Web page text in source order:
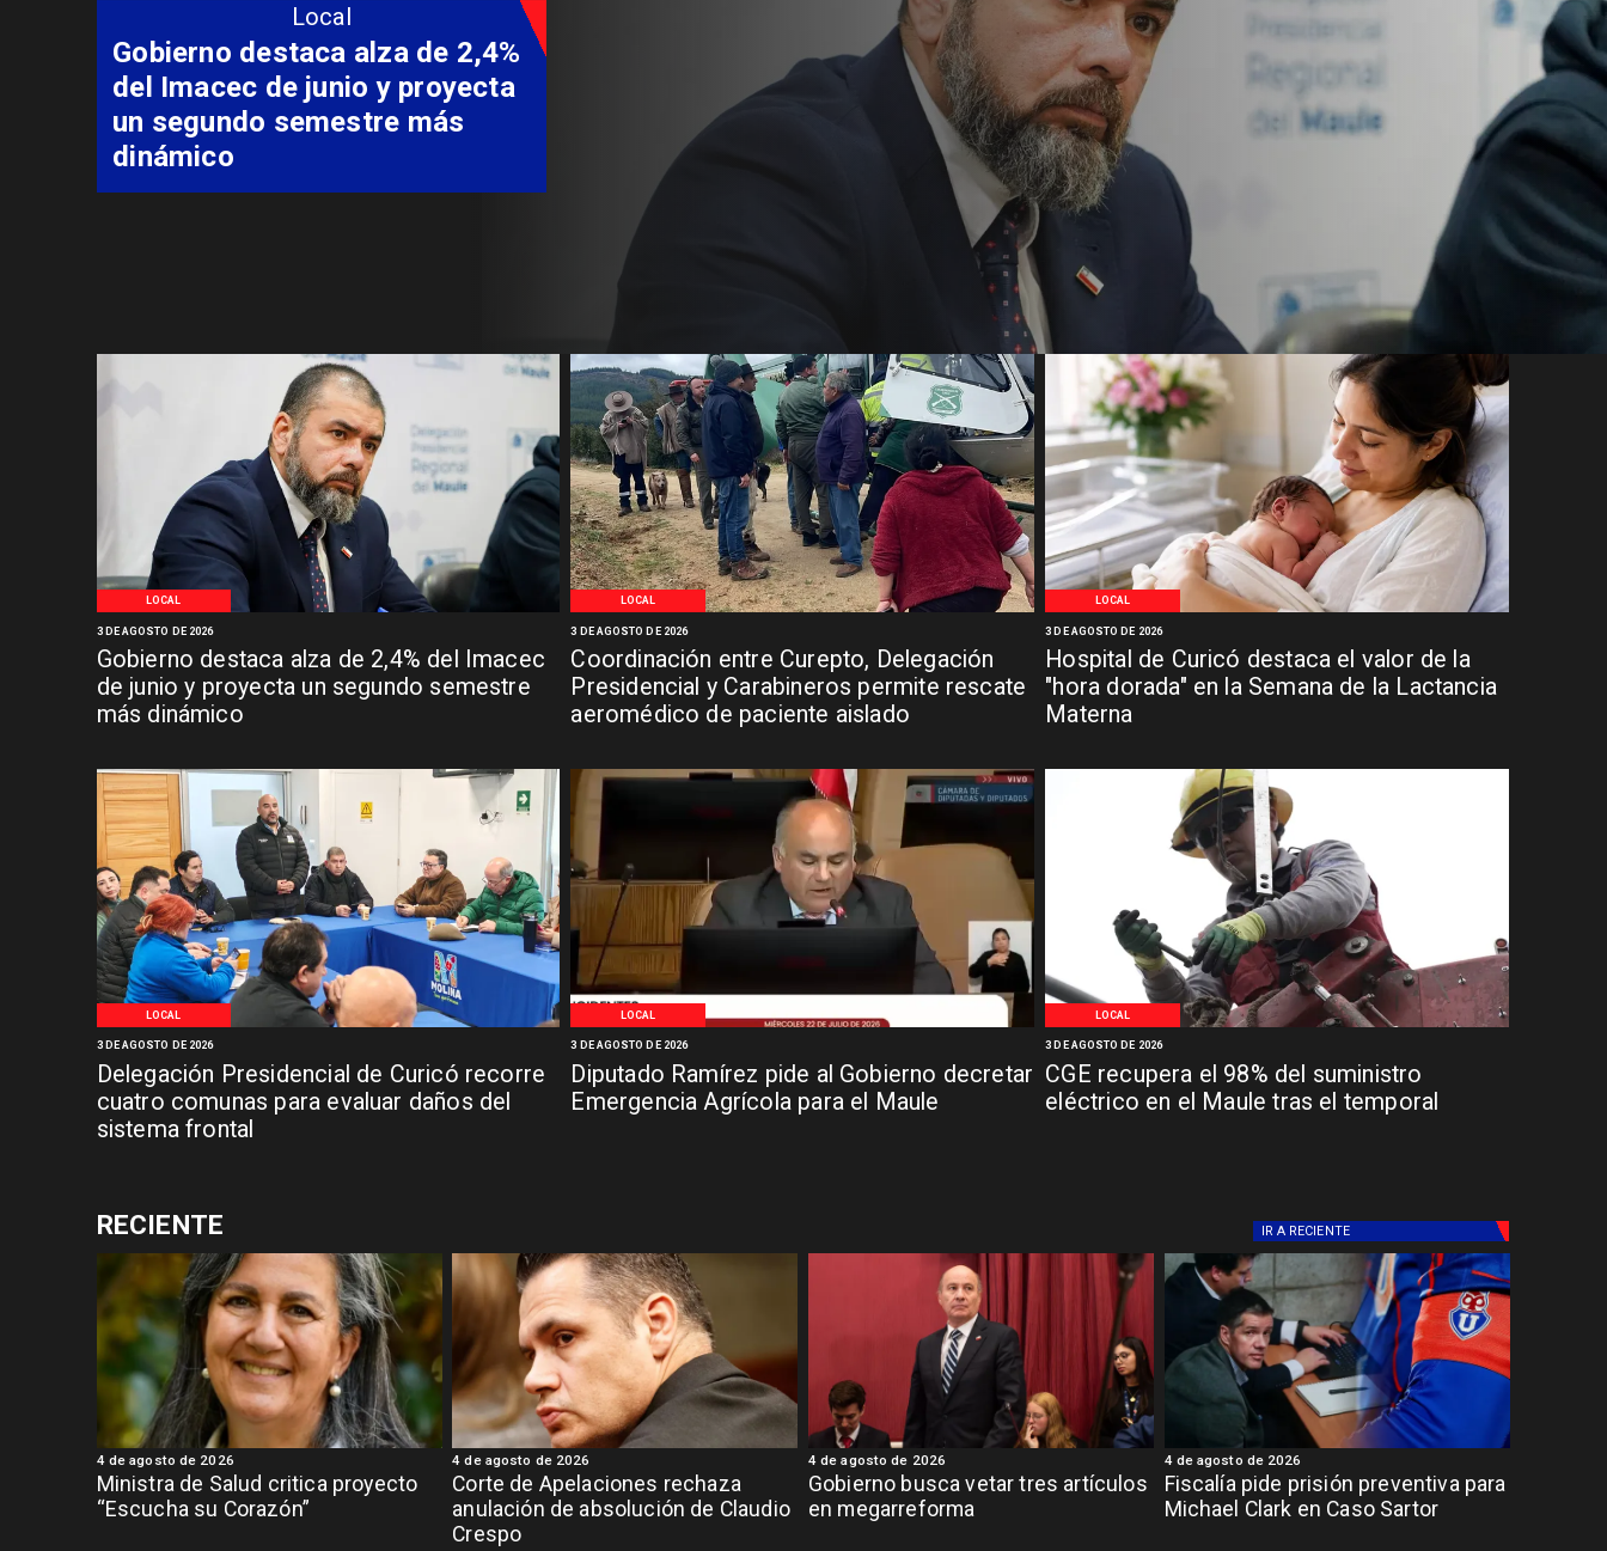
LOCAL
Gobierno destaca alza de 2,4% del Imacec
de junio y proyecta un segundo semestre
más dinámico
3 DE AGOSTO DE 2026
LOCAL
Coordinación entre Curepto, Delegación
Presidencial y Carabineros permite rescate
aeromédico de paciente aislado
3 DE AGOSTO DE 2026
LOCAL
Hospital de Curicó destaca el valor de la
"hora dorada" en la Semana de la Lactancia
Materna
3 DE AGOSTO DE 2026
LOCAL
Delegación Presidencial de Curicó recorre
cuatro comunas para evaluar daños del
sistema frontal
3 DE AGOSTO DE 2026
LOCAL
Diputado Ramírez pide al Gobierno decretar
Emergencia Agrícola para el Maule
3 DE AGOSTO DE 2026
LOCAL
CGE recupera el 98% del suministro
eléctrico en el Maule tras el temporal
3 DE AGOSTO DE 2026
Local
Coordinación entre Curepto,
Delegación Presidencial y
Carabineros permite rescate
aeromédico de paciente
aislado
RECIENTE IR A RECIENTE
Ministra de Salud critica proyecto
“Escucha su Corazón”
4 de agosto de 2026
Corte de Apelaciones rechaza
anulación de absolución de Claudio
Crespo
4 de agosto de 2026
Gobierno busca vetar tres artículos
en megarreforma
4 de agosto de 2026
Fiscalía pide prisión preventiva para
Michael Clark en Caso Sartor
4 de agosto de 2026